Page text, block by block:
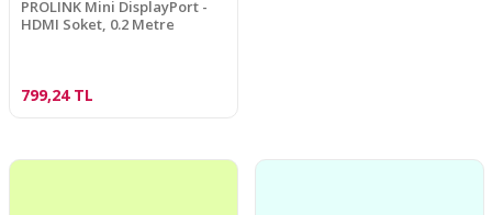
PROLINK Mini DisplayPort -
HDMI Soket, 0.2 Metre
799,24 TL